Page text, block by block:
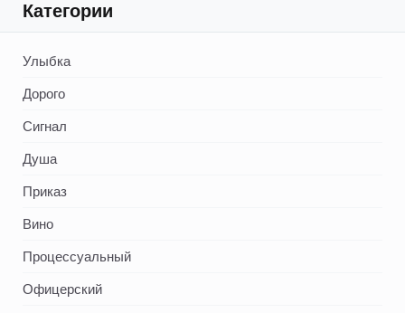
Категории
Улыбка
Дорого
Сигнал
Душа
Приказ
Вино
Процессуальный
Офицерский